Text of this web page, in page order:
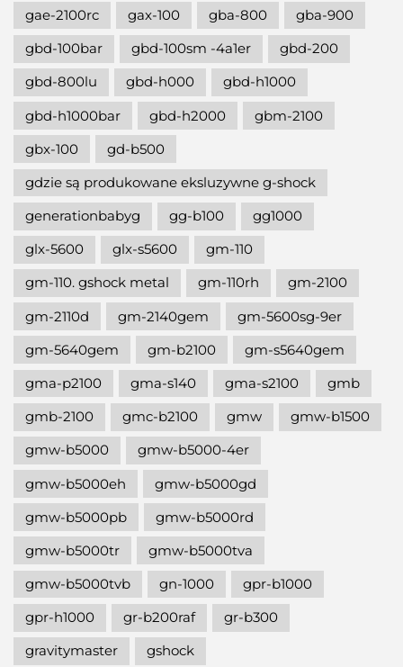
gae-2100rc
gax-100 gba-800
gba-900
gbd-100bar
gbd-100sm -4a1er
gbd-200
gbd-800lu
gbd-h000
gbd-h1000
gbd-h1000bar
gbd-h2000
gbm-2100
gbx-100
gd-b500
gdzie są produkowane eksluzywne g-shock
generationbabyg
gg-b100
gg1000
glx-5600
glx-s5600
gm-110
gm-110. gshock metal
gm-110rh
gm-2100
gm-2110d
gm-2140gem
gm-5600sg-9er
gm-5640gem
gm-b2100
gm-s5640gem
gma-p2100
gma-s140 gma-s2100
gmb
gmb-2100
gmc-b2100 gmw
gmw-b1500
gmw-b5000
gmw-b5000-4er
gmw-b5000eh
gmw-b5000gd
gmw-b5000pb
gmw-b5000rd
gmw-b5000tr
gmw-b5000tva
gmw-b5000tvb
gn-1000
gpr-b1000
gpr-h1000
gr-b200raf
gr-b300
gravitymaster
gshock